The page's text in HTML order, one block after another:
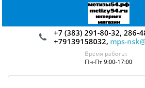
+7 (383) 291-80-32, 286-
+79139158032, mps-
Время работы:
Пн-Пт 9:00-17:00